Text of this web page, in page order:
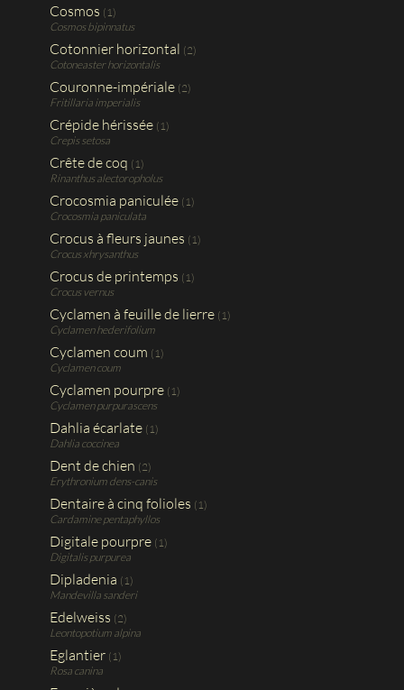
Cosmos (1)
Cosmos bipinnatus
Cotonnier horizontal (2)
Cotoneaster horizontalis
Couronne-impériale (2)
Fritillaria imperialis
Crépide hérissée (1)
Crepis setosa
Crête de coq (1)
Rinanthus alectoropholus
Crocosmia paniculée (1)
Crocosmia paniculata
Crocus à fleurs jaunes (1)
Crocus xhrysanthus
Crocus de printemps (1)
Crocus vernus
Cyclamen à feuille de lierre (1)
Cyclamen hederifolium
Cyclamen coum (1)
Cyclamen coum
Cyclamen pourpre (1)
Cyclamen purpurascens
Dahlia écarlate (1)
Dahlia coccinea
Dent de chien (2)
Erythronium dens-canis
Dentaire à cinq folioles (1)
Cardamine pentaphyllos
Digitale pourpre (1)
Digitalis purpurea
Dipladenia (1)
Mandevilla sanderi
Edelweiss (2)
Leontopotium alpina
Eglantier (1)
Rosa canina